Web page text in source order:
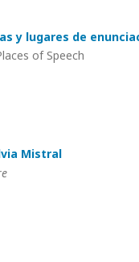
y lugares de
of Speech
Mistral